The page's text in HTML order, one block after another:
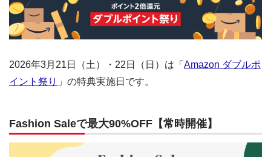
2026年3月21日（土）・22日（日）は「 Amazon ダブルポ
イント祭り 」の特典実施日です。
Fashion Saleで最大90%OFF【常時開催】